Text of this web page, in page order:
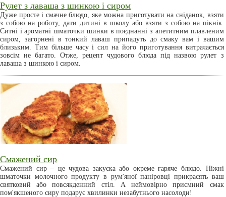
Рулет з лаваша з шинкою і сиром
Дуже просте і смачне блюдо, яке можна приготувати на сніданок, взяти
з собою на роботу, дати дитині в школу або взяти з собою на пікнік.
Ситні і ароматні шматочки шинки в поєднанні з апетитним плавленим
сиром, загорнені в тонкий лаваш припадуть до смаку вам і вашим
близьким. Тим більше часу і сил на його приготування витрачається
зовсім не багато. Отже, рецепт чудового блюда під назвою рулет з
лаваша з шинкою і сиром.
Смажений сир
Смажений сир – це чудова закуска або окреме гаряче блюдо. Ніжні
шматочки молочного продукту в рум'яної паніровці прикрасять ваш
святковий або повсякденний стіл. А неймовірно приємний смак
пом'якшеного сиру подарує хвилинки незабутнього насолоди!